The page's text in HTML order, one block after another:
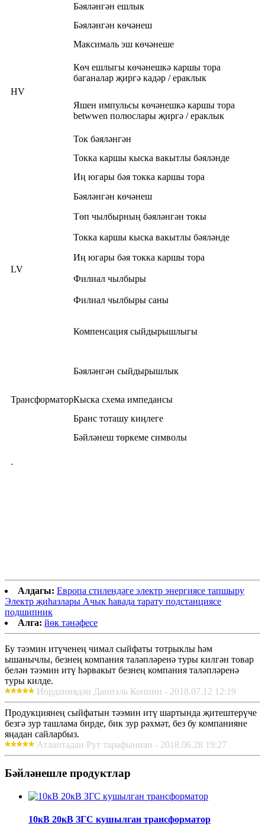
HV
Бәяләнгән ешлык
Бәяләнгән көчәнеш
Максималь эш көчәнеше
Көч ешлыгы көчәнешкә каршы тора
баганалар җиргә кадәр / ераклык
Яшен импульсы көчәнешкә каршы тора
betwwen полюслары җиргә / ераклык
Ток бәяләнгән
Токка каршы кыска вакытлы бәяләнде
Иң югары бәя токка каршы тора
LV
Бәяләнгән көчәнеш
Төп чылбырның бәяләнгән токы
Токка каршы кыска вакытлы бәяләнде
Иң югары бәя токка каршы тора
Филиал чылбыры
Филиал чылбыры саны
Компенсация сыйдырышлыгы
Трансформатор
Бәяләнгән сыйдырышлык
Кыска схема импедансы
Бранс тоташу киңлеге
Бәйләнеш төркеме символы
.
Алдагы: Европа стилендәге электр энергиясе тапшыру
Электр җиһазлары Ачык һавада тарату подстанциясе
подшипник
Алга: йөк тәнәфесе
Бу тәэмин итүченең чимал сыйфаты тотрыклы һәм
ышанычлы, безнең компания таләпләренә туры килгән товар
белән тәэмин итү һәрвакыт безнең компания таләпләренә
туры килде.
Иорданиядән Даниэль Коппин - 2018.07.12 12:19
Продукциянең сыйфатын тәэмин итү шартында җитештерүче
безгә зур ташлама бирде, бик зур рәхмәт, без бу компанияне
яңадан сайларбыз.
Атлантадан Рут тарафыннан - 2018.06.28 19:27
Бәйләнешле продуктлар
10кВ 20кВ ЗГС кушылган трансформатор